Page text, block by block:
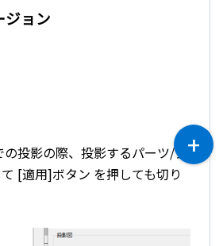
ジョン
投影の際、投影するパーツ/ア
[適用]ボタン を押しても切り